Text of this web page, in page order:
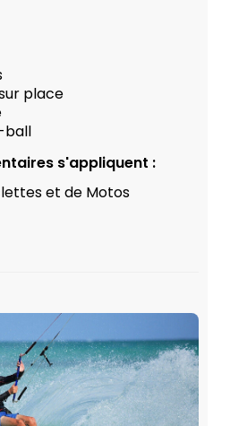
place
ball
s'appliquent :
et de Motos